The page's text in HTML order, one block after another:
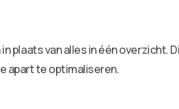
plaats van alles in één overzicht.
apart te optimaliseren.